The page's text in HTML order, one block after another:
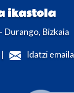
ikastola
Durango, Bizkaia
Idatzi emaila